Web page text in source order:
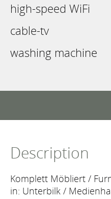
high-speed WiFi
cable-tv
washing machine
Description
Komplett Möbliert /
in: Unterbilk /